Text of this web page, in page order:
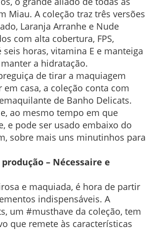
Miau. A coleção traz três versões
Laranja Arranhe e Nude
com alta cobertura, FPS,
seis horas, vitamina E e manteiga
a hidratação.
de tirar a maquiagem
em casa, a coleção conta com
de Banho Delicats.
ao mesmo tempo em que
e pode ser usado embaixo do
sobre mais uns minutinhos para
– Nécessaire e
e maquiada, é hora de partir
indispensáveis. A
um #musthave da coleção, tem
que remete às características